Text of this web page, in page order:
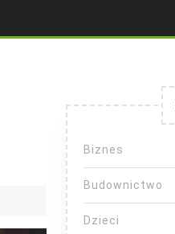
Biznes
Budownictwo
Dzieci